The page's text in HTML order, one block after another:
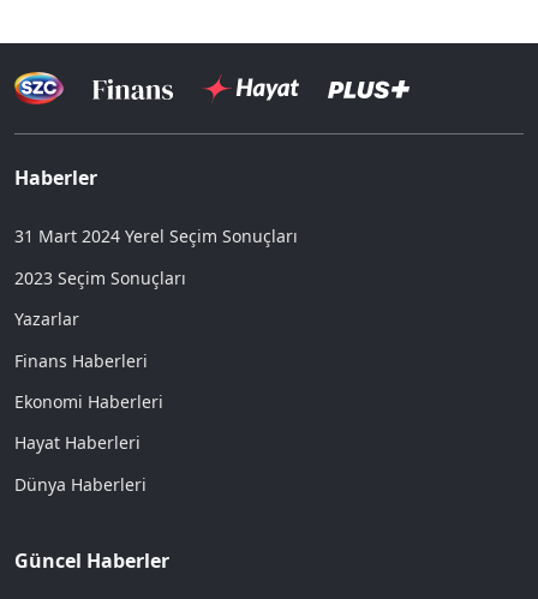
Haberler
31 Mart 2024 Yerel Seçim Sonuçları
2023 Seçim Sonuçları
Yazarlar
Finans Haberleri
Ekonomi Haberleri
Hayat Haberleri
Dünya Haberleri
Güncel Haberler